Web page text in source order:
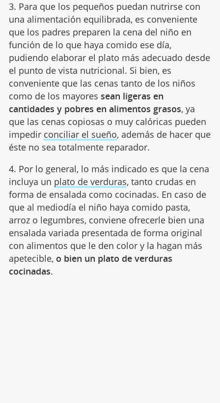
3. Para que los pequeños puedan nutrirse con
una alimentación equilibrada, es conveniente
que los padres preparen la cena del niño en
función de lo que haya comido ese día,
pudiendo elaborar el plato más adecuado desde
el punto de vista nutricional. Si bien, es
conveniente que las cenas tanto de los niños
como de los mayores sean ligeras en
cantidades y pobres en alimentos grasos, ya
que las cenas copiosas o muy calóricas pueden
impedir conciliar el sueño, además de hacer que
éste no sea totalmente reparador.
4. Por lo general, lo más indicado es que la cena
incluya un plato de verduras, tanto crudas en
forma de ensalada como cocinadas. En caso de
que al mediodía el niño haya comido pasta,
arroz o legumbres, conviene ofrecerle bien una
ensalada variada presentada de forma original
con alimentos que le den color y la hagan más
apetecible, o bien un plato de verduras
cocinadas.